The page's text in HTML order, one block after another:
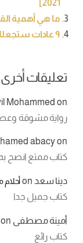
2021]
ما هي أهمية
٩ عادات ستجعلك تحب القراءة و تقرأ أكثر وأفضل
تعليقات أخرى
Mohammed on
رواية مشوقة وعصية
abacyon
كتاب ممتع انصح
دينا سعد onأحلام
كتاب جميل جدا
أمينة مصطفى on
كتاب رائع